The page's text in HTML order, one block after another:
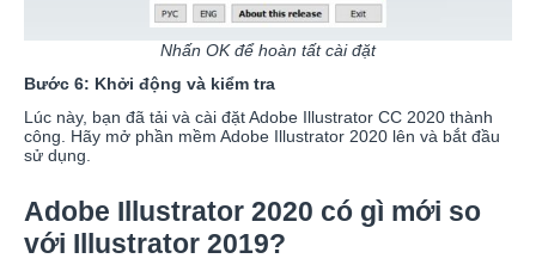
Nhấn OK để hoàn tất cài đặt
Bước 6: Khởi động và kiểm tra
Lúc này, bạn đã tải và cài đặt Adobe Illustrator CC 2020 thành
công. Hãy mở phần mềm Adobe Illustrator 2020 lên và bắt đầu
sử dụng.
Adobe Illustrator 2020 có gì mới so
với Illustrator 2019?